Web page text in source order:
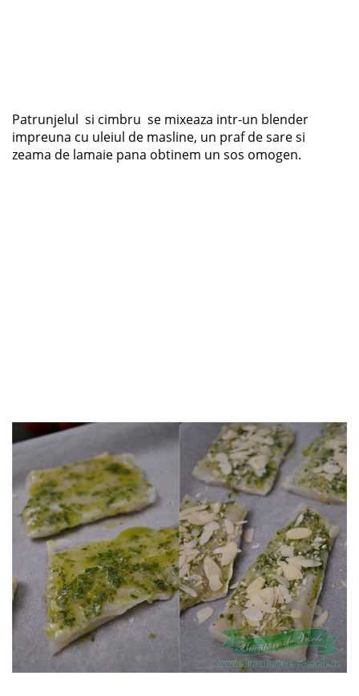
Patrunjelul si cimbru se mixeaza intr-un blender
impreuna cu uleiul de masline, un praf de sare si
zeama de lamaie pana obtinem un sos omogen.